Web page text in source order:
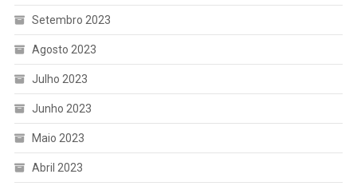
Setembro 2023
Agosto 2023
Julho 2023
Junho 2023
Maio 2023
Abril 2023